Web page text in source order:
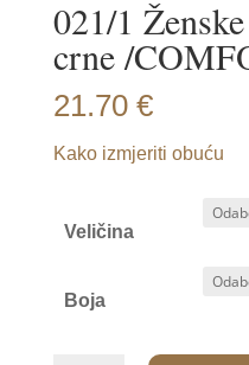
021/1
crne /
21.70 €
Kako izmjeriti obuću
Veličina
Boja